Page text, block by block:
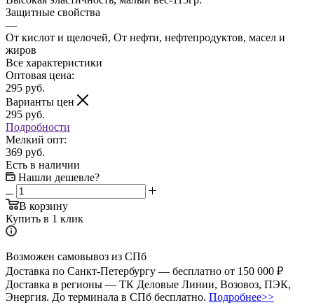
Защитные свойства
—
От кислот и щелочей, От нефти, нефтепродуктов, масел и
жиров
Все характеристики
Оптовая цена:
295 руб.
Варианты цен
295 руб.
Подробности
Мелкий опт:
369 руб.
Есть в наличии
Нашли дешевле?
В корзину
Купить в 1 клик
Возможен самовывоз из СПб
Доставка по Санкт-Петербургу — бесплатно от 150 000 ₽
Доставка в регионы — ТК Деловые Линии, Возовоз, ПЭК,
Энергия. До терминала в СПб бесплатно. Подробнее>>